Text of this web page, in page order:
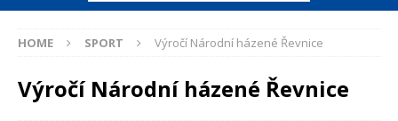
HOME SPORT Výročí Národní házené Řevnice
Výročí Národní házené Řevnice